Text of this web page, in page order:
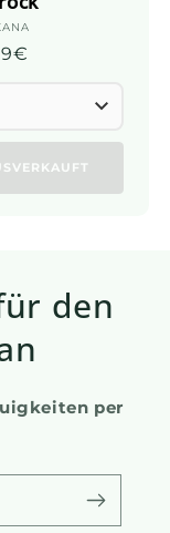
den
per